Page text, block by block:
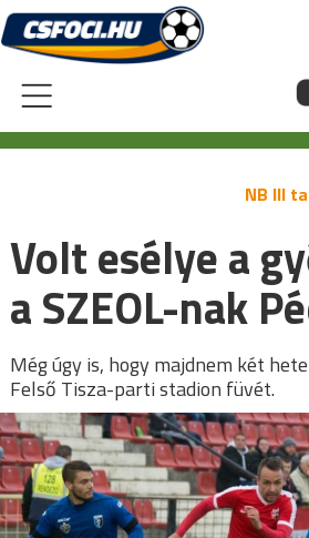
Skip
to
content
NB III
Volt esélye a
a SZEOL-nak
Még úgy is, hogy majdnem két
Felső Tisza-parti stadion füvét.